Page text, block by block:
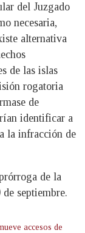
del Juzgado
necesaria,
alternativa
de las islas
rogatoria
de
identificar a
la infracción de
de la
septiembre.
accesos de